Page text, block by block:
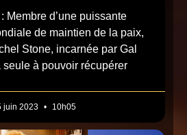
Membre d’une puissante
de maintien de la paix,
Stone, incarnée par Gal
seule à pouvoir récupérer
juin 2023 10h05